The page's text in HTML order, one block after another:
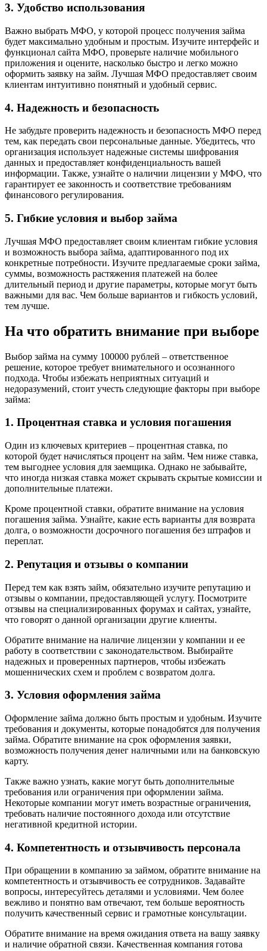
3. Удобство использования
Важно выбрать МФО, у которой процесс получения займа
будет максимально удобным и простым. Изучите интерфейс и
функционал сайта МФО, проверьте наличие мобильного
приложения и оцените, насколько быстро и легко можно
оформить заявку на займ. Лучшая МФО предоставляет своим
клиентам интуитивно понятный и удобный сервис.
4. Надежность и безопасность
Не забудьте проверить надежность и безопасность МФО перед
тем, как передать свои персональные данные. Убедитесь, что
организация использует надежные системы шифрования
данных и предоставляет конфиденциальность вашей
информации. Также, узнайте о наличии лицензии у МФО, что
гарантирует ее законность и соответствие требованиям
финансового регулирования.
5. Гибкие условия и выбор займа
Лучшая МФО предоставляет своим клиентам гибкие условия
и возможность выбора займа, адаптированного под их
конкретные потребности. Изучите предлагаемые сроки займа,
суммы, возможность растяжения платежей на более
длительный период и другие параметры, которые могут быть
важными для вас. Чем больше вариантов и гибкость условий,
тем лучше.
На что обратить внимание при выборе
Выбор займа на сумму 100000 рублей – ответственное
решение, которое требует внимательного и осознанного
подхода. Чтобы избежать неприятных ситуаций и
недоразумений, стоит учесть следующие факторы при выборе
займа:
1. Процентная ставка и условия погашения
Один из ключевых критериев – процентная ставка, по
которой будет начисляться процент на займ. Чем ниже ставка,
тем выгоднее условия для заемщика. Однако не забывайте,
что иногда низкая ставка может скрывать скрытые комиссии и
дополнительные платежи.
Кроме процентной ставки, обратите внимание на условия
погашения займа. Узнайте, какие есть варианты для возврата
долга, о возможности досрочного погашения без штрафов и
переплат.
2. Репутация и отзывы о компании
Перед тем как взять займ, обязательно изучите репутацию и
отзывы о компании, предоставляющей услугу. Посмотрите
отзывы на специализированных форумах и сайтах, узнайте,
что говорят о данной организации другие клиенты.
Обратите внимание на наличие лицензии у компании и ее
работу в соответствии с законодательством. Выбирайте
надежных и проверенных партнеров, чтобы избежать
мошеннических схем и проблем с возвратом долга.
3. Условия оформления займа
Оформление займа должно быть простым и удобным. Изучите
требования и документы, которые понадобятся для получения
займа. Обратите внимание на срок оформления заявки,
возможность получения денег наличными или на банковскую
карту.
Также важно узнать, какие могут быть дополнительные
требования или ограничения при оформлении займа.
Некоторые компании могут иметь возрастные ограничения,
требовать наличие постоянного дохода или отсутствие
негативной кредитной истории.
4. Компетентность и отзывчивость персонала
При обращении в компанию за займом, обратите внимание на
компетентность и отзывчивость ее сотрудников. Задавайте
вопросы, интересуйтесь деталями и условиями. Чем более
вежливо и понятно вам отвечают, тем больше вероятность
получить качественный сервис и грамотные консультации.
Обратите внимание на время ожидания ответа на вашу заявку
и наличие обратной связи. Качественная компания готова